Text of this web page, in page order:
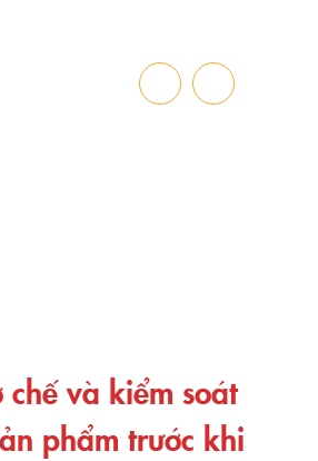
và kiểm soát
phẩm trước khi